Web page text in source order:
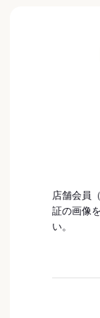
店舗会員
証の画像
い。